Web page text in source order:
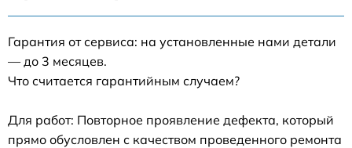
Гарантия от сервиса: на установленные нами детали
— до 3 месяцев.
Что считается гарантийным случаем?
Для работ: Повторное проявление дефекта, который
прямо обусловлен с качеством проведенного ремонта